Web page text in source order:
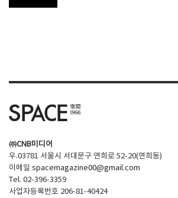
㈜CNB미디어
우.03781 서울시 서대문구 연희로 52-20(연희동)
이메일 spacemagazine00@gmail.com
Tel. 02-396-3359
사업자등록번호 206-81-40424